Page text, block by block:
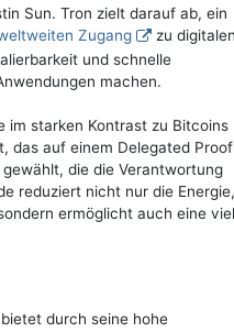
Sun. Tron zielt darauf ab, ein
Zugang
zu digitalen
und schnelle
machen.
im starken Kontrast zu Bitcoins
das auf einem Delegated
die die Verantwortung
reduziert nicht nur die Energie,
ermöglicht auch eine viel
durch seine hohe